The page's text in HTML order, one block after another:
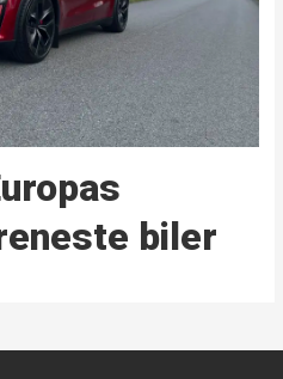
biler